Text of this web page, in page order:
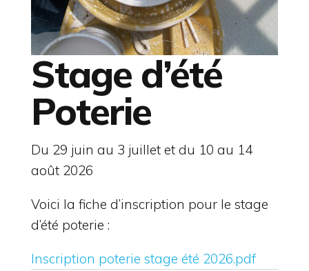
Stage d’été
Poterie
Du 29 juin au 3 juillet et du 10 au 14
août 2026
Voici la fiche d’inscription pour le stage
d’été poterie :
Inscription poterie stage été 2026.pdf